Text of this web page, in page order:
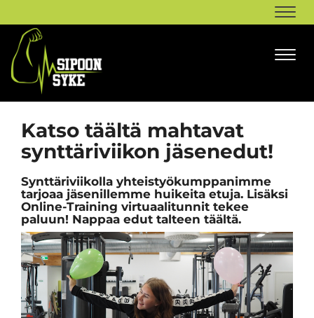
Katso täältä mahtavat
synttäriviikon jäsenedut!
Synttäriviikolla yhteistyökumppanimme
tarjoaa jäsenillemme huikeita etuja. Lisäksi
Online-Training virtuaalitunnit tekee
paluun! Nappaa edut talteen täältä.